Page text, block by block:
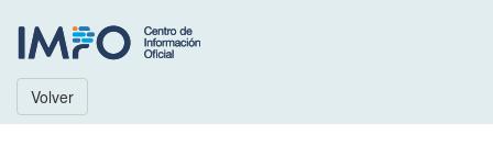
Volver